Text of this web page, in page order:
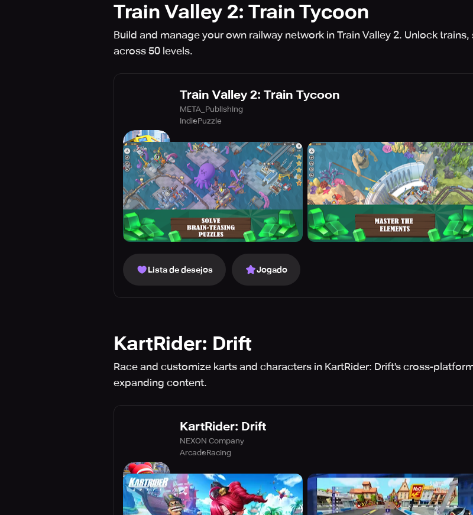
Train Valley 2: Train Tycoon
Build and manage your own railway network in Train Valley 2. Unlock
across 50 levels.
Train Valley 2: Train Tycoon
META_Publishing
IndiePuzzle
Lista de desejos Jogado
KartRider: Drift
Race and customize karts and characters in KartRider: Drift's cross-
expanding content.
KartRider: Drift
NEXON Company
ArcadeRacing